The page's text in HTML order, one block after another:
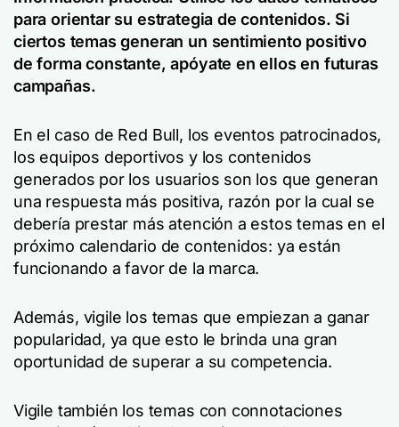
para orientar su estrategia de contenidos. Si
ciertos temas generan un sentimiento positivo
de forma constante, apóyate en ellos en futuras
campañas.
En el caso de Red Bull, los eventos patrocinados,
los equipos deportivos y los contenidos
generados por los usuarios son los que generan
una respuesta más positiva, razón por la cual se
debería prestar más atención a estos temas en el
próximo calendario de contenidos: ya están
funcionando a favor de la marca.
Además, vigile los temas que empiezan a ganar
popularidad, ya que esto le brinda una gran
oportunidad de superar a su competencia.
Vigile también los temas con connotaciones